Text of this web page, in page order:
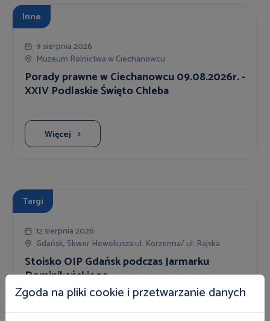
Inne
9 sierpnia 2026
Muzeum Rolnictwa w Ciechanowcu
Porady prawne w Ciechanowcu 09.08.2026r. -
XXIV Podlaskie Święto Chleba
Więcej
Targi
12 sierpnia 2026
Gdańsk, Skwer Heweliusza ul. Korzenna/ ul. Rajska
Stoisko OIP Gdańsk podczas Jarmarku
Dominikańskiego
Zgoda na pliki cookie i przetwarzanie danych